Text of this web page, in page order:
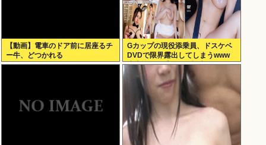
【動画】電車のドア前に居座るチ
ー牛、どつかれる
Gカップの現役添乗員、ドスケベ
DVDで限界露出してしまうwww
小山玲奈、手ぶらや極小ビキニで
大放出！！新作「聖なる山」の動
画＆画像まとめ！